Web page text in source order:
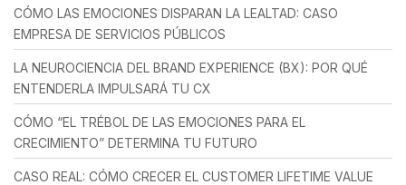
CÓMO LAS EMOCIONES DISPARAN LA LEALTAD: CASO
EMPRESA DE SERVICIOS PÚBLICOS
LA NEUROCIENCIA DEL BRAND EXPERIENCE (BX): POR QUÉ
ENTENDERLA IMPULSARÁ TU CX
CÓMO “EL TRÉBOL DE LAS EMOCIONES PARA EL
CRECIMIENTO” DETERMINA TU FUTURO
CASO REAL: CÓMO CRECER EL CUSTOMER LIFETIME VALUE